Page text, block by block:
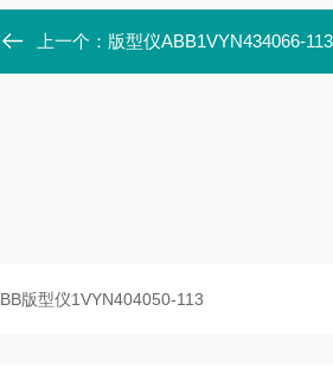
上一个： 版型仪ABB1VYN434066-113ABB版型仪